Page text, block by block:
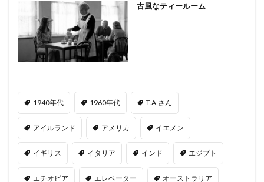
古風なティールーム
1940年代 1960年代 T.A.さん
アイルランド アメリカ イエメン
イギリス イタリア インド エジプト
エチオピア エレベーター オーストラリア